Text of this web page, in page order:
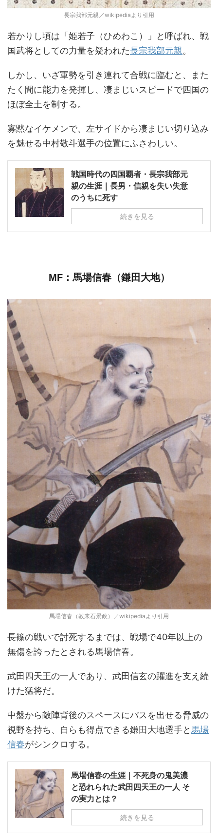
長宗我部元親／wikipediaより引用
若かりし頃は「姫若子（ひめわこ）」と呼ばれ、戦
国武将としての力量を疑われた長宗我部元親。
しかし、いざ軍勢を引き連れて合戦に臨むと、また
たく間に能力を発揮し、凄まじいスピードで四国の
ほぼ全土を制する。
寡黙なイケメンで、左サイドから凄まじい切り込み
を魅せる中村敬斗選手の位置にふさわしい。
戦国時代の四国覇者・長宗我部元
親の生涯｜長男・信親を失い失意
のうちに死す
続きを見る
MF：馬場信春（鎌田大地）
馬場信春（教来石景政）／wikipediaより引用
長篠の戦いで討死するまでは、戦場で40年以上の
無傷を誇ったとされる馬場信春。
武田四天王の一人であり、武田信玄の躍進を支え続
けた猛将だ。
中盤から敵陣背後のスペースにパスを出せる脅威の
視野を持ち、自らも得点できる鎌田大地選手と 馬場
信春がシンクロする。
馬場信春の生涯｜不死身の鬼美濃
と恐れられた武田四天王の一人 そ
の実力とは？
続きを見る